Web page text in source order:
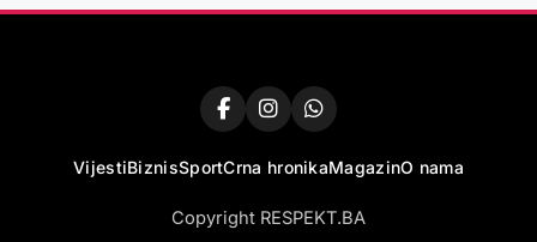
VijestiBiznisSportCrna hronikaMagazinO nama
Copyright RESPEKT.BA